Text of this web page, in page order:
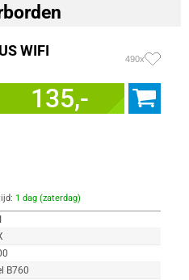
WIFI
490x
135,-
1 dag (zaterdag)
B760